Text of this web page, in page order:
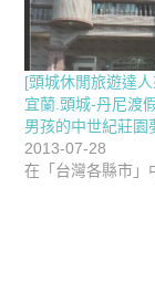
[頭城休閒旅遊達
宜蘭.頭城-丹尼渡
男孩的中世紀莊園
2013-07-28
在「台灣各縣市」